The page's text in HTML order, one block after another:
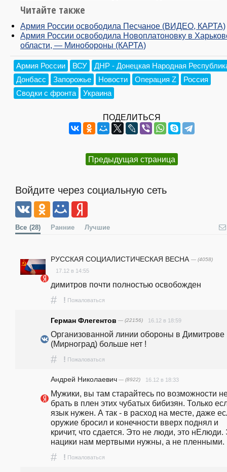
Читайте также
Армия России освободила Песчаное (ВИДЕО, КАРТА)
Армия России освободила Новоплатоновку в
области, — Минобороны (КАРТА)
Армия России ВСУ
ДНР - Донецкая Народная
Донбасс
Запорожье Новости Операция Z
Россия
Сводки с фронта
Украина
ПОДЕЛИТЬСЯ
Предыдущая страница
Войдите через социальную сеть
Все (28) Ранние Лучшие
РУССКАЯ СОЦИАЛИСТИЧЕСКАЯ ВЕСНА — (4058)
17.12 в 14:55
димитров почти полностью освобожден
# ! Пожаловаться
Герман Флегентов — (22156) 16.12 в 18:59
Организованной линии обороны в Димитрове
(Мирноград) больше нет !
# ! Пожаловаться
Андрей Николаевич — (8922) 16.12 в 18:33
Мужики, вы там старайтесь по возможности
брать в плен этих чубатых бибизян. Только
язык нужен. А так - в расход на месте, даже
оружие бросил и конечности вверх поднял и
кричит, что сдается. Это не люди, это нЕлюди.
нацики нам мертвыми нужны, а не пленными.
# ! Пожаловаться